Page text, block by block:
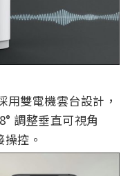
雙電機雲台設計，
調整垂直可視角
控。